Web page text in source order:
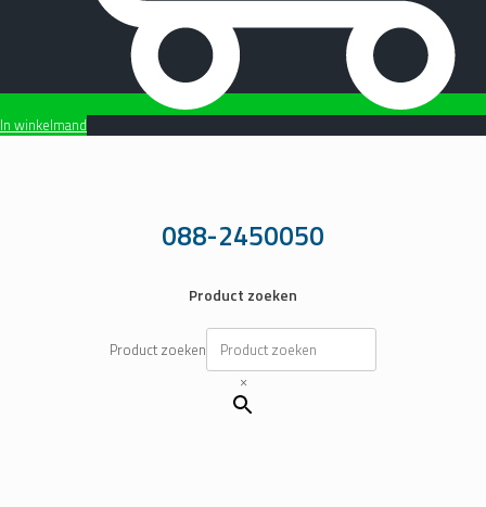
In winkelmand
088-2450050
Product zoeken
Product zoeken
×